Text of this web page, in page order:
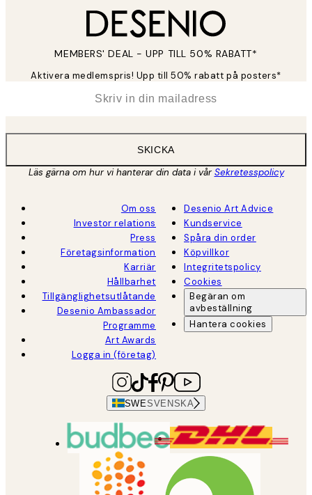
MEMBERS' DEAL - UPP TILL 50% RABATT*
Aktivera medlemspris! Upp till 50% rabatt på posters*
SKICKA
Läs gärna om hur vi hanterar din data i vårSekretesspolicy
Om oss
Investor relations
Press
Företagsinformation
Karriär
Hållbarhet
Tillgänglighetsutlåtande
Desenio Ambassador
Programme
Art Awards
Logga in (företag)
Desenio Art Advice
Kundservice
Spåra din order
Köpvillkor
Integritetspolicy
Cookies
Begäran om
avbeställning
Hantera cookies
SWESVENSKA